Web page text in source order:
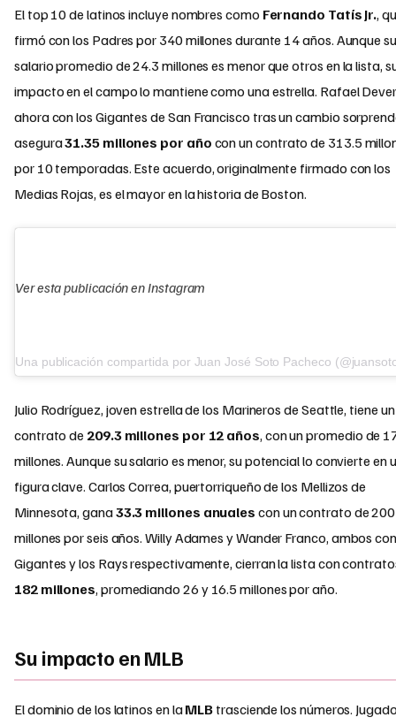
El top 10 de latinos incluye nombres como Fernando Tatís Jr.,
firmó con los Padres por 340 millones durante 14 años. Aunque su
salario promedio de 24.3 millones es menor que otros en la lista,
impacto en el campo lo mantiene como una estrella. Rafael
ahora con los Gigantes de San Francisco tras un cambio
asegura31.35 millones por año con un contrato de 313.5
por 10 temporadas. Este acuerdo, originalmente firmado con los
Medias Rojas, es el mayor en la historia de Boston.
Ver esta publicación en Instagram
Una publicación compartida por Juan José Soto Pacheco
Julio Rodríguez, joven estrella de los Marineros de Seattle, tiene un
contrato de 209.3 millones por 12 años, con un promedio de
millones. Aunque su salario es menor, su potencial lo convierte en
figura clave. Carlos Correa, puertorriqueño de los Mellizos de
Minnesota, gana33.3 millones anuales con un contrato de 200
millones por seis años. Willy Adames y Wander Franco, ambos
Gigantes y los Rays respectivamente, cierran la lista con
182 millones, promediando 26 y 16.5 millones por año.
Su impacto en MLB
El dominio de los latinos en laMLB trasciende los números.